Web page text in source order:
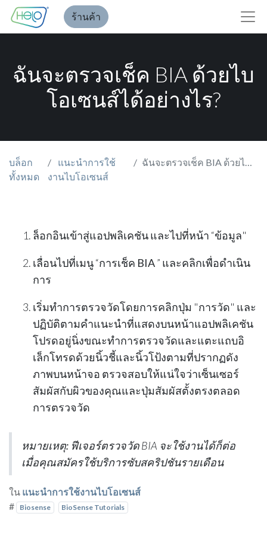
ร้านค้า
ฉันจะตรวจเช็ค BIA ด้วยไบ
โอเซนส์ได้อย่างไร?
บล็อก
ทั้งหมด
แนะนำการใช้
งานไบโอเซนส์
ฉันจะตรวจเช็ค BIA ด้วยไบโอเซนส์ได้อย่างไร?
ล็อกอินเข้าสู่แอปพลิเคชัน และไปที่หน้า “ข้อมูล"
เลื่อนไปที่เมนู “การเช็ค BIA” และคลิกเพื่อดำเนิน
การ
เริ่มทำการตรวจวัดโดยการคลิกปุ่ม "การวัด" และ
ปฏิบัติตามคำแนะนำที่แสดงบนหน้าแอปพลิเคชัน
โปรดอยู่นิ่งขณะทำการตรวจวัดและแตะแถบอิ
เล็กโทรดด้วยนิ้วชี้และนิ้วโป้งตามที่ปรากฏดัง
ภาพบนหน้าจอ ตรวจสอบให้แน่ใจว่าเซ็นเซอร์
สัมผัสกับผิวของคุณและปุ่มสัมผัสตั้งตรงตลอด
การตรวจวัด
หมายเหตุ: ฟีเจอร์ตรวจวัด BIA จะใช้งานได้ก็ต่อ
เมื่อคุณสมัครใช้บริการซับสคริปชันรายเดือน
ใน แนะนำการใช้งานไบโอเซนส์
#
Biosense BioSense Tutorials